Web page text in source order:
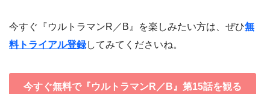
今すぐ『ウルトラマンR／B』を楽しみたい方は、ぜひ無
料トライアル登録してみてくださいね。
今すぐ無料で『ウルトラマンR／B』第15話を観る